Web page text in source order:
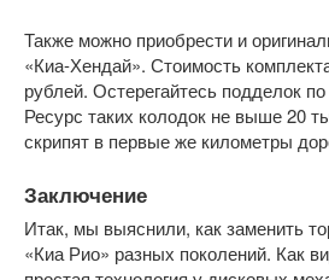
Также можно приобрести и
«Киа-Хендай». Стоимость
рублей. Остерегайтесь подделок
Ресурс таких колодок не выше 20
скрипят в первые же километры
Заключение
Итак, мы выяснили, как заменить
«Киа Рио» разных поколений. Как